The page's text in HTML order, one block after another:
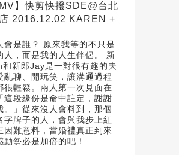
MV】快剪快撥SDE@台北
2016.12.02 KAREN +
會是誰？ 原來我等的不只是
人，而是我的人生伴侶。 新
新郎Jay是一對很有趣的夫
亂聊、開玩笑，讓溝通過程
很輕鬆。兩人第一次見面在
這段緣份是命中註定，謝謝
。」從來沒人會料到，那個
字牌子的人，會與我步上紅
因難意料，當婚禮真正到來
動勢必是加倍的吧！